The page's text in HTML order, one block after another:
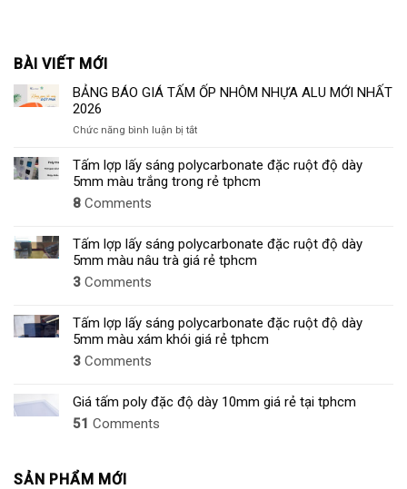
BÀI VIẾT MỚI
BẢNG BÁO GIÁ TẤM ỐP NHÔM NHỰA ALU MỚI NHẤT
2026
Chức năng bình luận bị tắtở
BÁO
GIÁ
TẤM
NHỰA
ALU
MỚI
Tấm lợp lấy sáng polycarbonate đặc ruột độ dày
5mm màu trắng trong rẻ tphcm
8 Comments
Tấm lợp lấy sáng polycarbonate đặc ruột độ dày
5mm màu nâu trà giá rẻ tphcm
3 Comments
Tấm lợp lấy sáng polycarbonate đặc ruột độ dày
5mm màu xám khói giá rẻ tphcm
3 Comments
Giá tấm poly đặc độ dày 10mm giá rẻ tại tphcm
51 Comments
SẢN PHẨM MỚI